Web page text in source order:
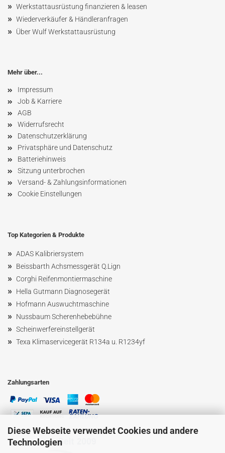
Diese Webseite verwendet Cookies und andere
Technologien
» Werkstattausrüstung finanzieren & leasen
» Wiederverkäufer & Händleranfragen
» Über Wulf Werkstattausrüstung
Mehr über...
Impressum
Job & Karriere
AGB
Widerrufsrecht
Datenschutzerklärung
Privatsphäre und Datenschutz
Batteriehinweis
Sitzung unterbrochen
Versand- & Zahlungsinformationen
Cookie Einstellungen
Top Kategorien & Produkte
» ADAS Kalibriersystem
» Beissbarth Achsmessgerät Q.Lign
» Corghi Reifenmontiermaschine
» Hella Gutmann Diagnosegerät
» Hofmann Auswuchtmaschine
» NussbaumScherenhebebühne
» Scheinwerfereinstellgerät
» Texa Klimaservicegerät R134a u. R1234yf
Zahlungsarten